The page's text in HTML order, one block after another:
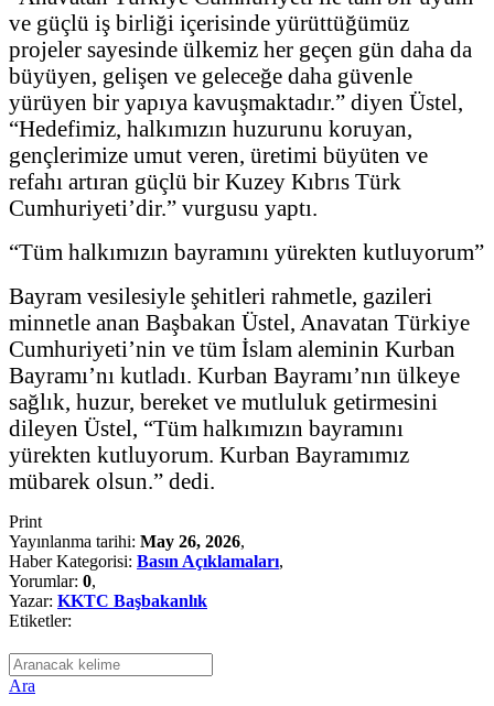
ve güçlü iş birliği içerisinde yürüttüğümüz
projeler sayesinde ülkemiz her geçen gün daha da
büyüyen, gelişen ve geleceğe daha güvenle
yürüyen bir yapıya kavuşmaktadır.” diyen Üstel,
“Hedefimiz, halkımızın huzurunu koruyan,
gençlerimize umut veren, üretimi büyüten ve
refahı artıran güçlü bir Kuzey Kıbrıs Türk
Cumhuriyeti’dir.” vurgusu yaptı.
“Tüm halkımızın bayramını yürekten kutluyorum”
Bayram vesilesiyle şehitleri rahmetle, gazileri
minnetle anan Başbakan Üstel, Anavatan Türkiye
Cumhuriyeti’nin ve tüm İslam aleminin Kurban
Bayramı’nı kutladı. Kurban Bayramı’nın ülkeye
sağlık, huzur, bereket ve mutluluk getirmesini
dileyen Üstel, “Tüm halkımızın bayramını
yürekten kutluyorum. Kurban Bayramımız
mübarek olsun.” dedi.
Print
Yayınlanma tarihi: May 26, 2026,
Haber Kategorisi: Basın Açıklamaları,
Yorumlar: 0,
Yazar: KKTC Başbakanlık
Etiketler:
Ara